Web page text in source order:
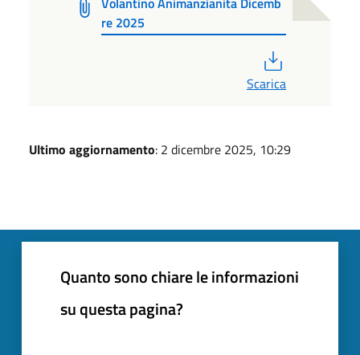
re 2025
Scarica
Ultimo aggiornamento: 2 dicembre 2025, 10:29
Quanto sono chiare le informazioni
su questa pagina?